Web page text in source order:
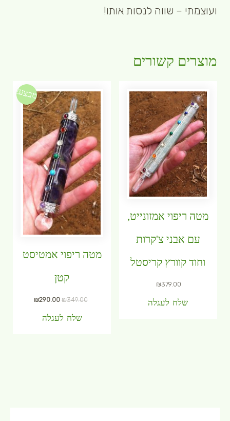
ועוצמתי – שווה לנסות אותו!
מוצרים קשורים
מטה ריפוי אמזונייט,
עם אבני צ'קרות
וחוד קוורץ קריסטל
₪379.00
שלח לעגלה
מבצע!
מטה ריפוי אמטיסט
קטן
₪349.00
₪290.00
שלח לעגלה